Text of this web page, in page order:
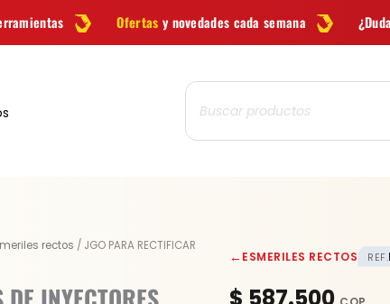
y novedades cada semana ¿Dudas? Escríbenos por
Búsqueda
de
productos
rectos / JGO PARA RECTIFICAR
←ESMERILES RECTOS REF.
PARA
RECTIFICAR